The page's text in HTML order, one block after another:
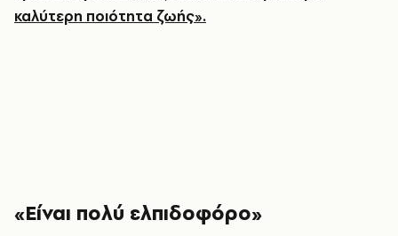
καλύτερη ποιότητα ζωής».
«Είναι πολύ ελπιδοφόρο»